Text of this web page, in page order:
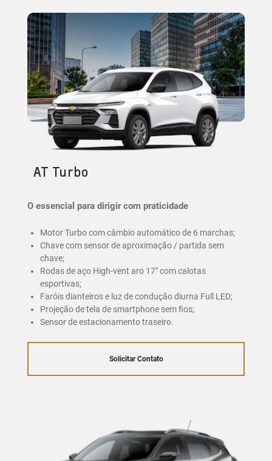
AT Turbo
O essencial para dirigir com praticidade
Motor Turbo com câmbio automático de 6 marchas;
Chave com sensor de aproximação / partida sem
chave;
Rodas de aço High-vent aro 17" com calotas
esportivas;
Faróis dianteiros e luz de condução diurna Full LED;
Projeção de tela de smartphone sem fios;
Sensor de estacionamento traseiro.
Solicitar Contato